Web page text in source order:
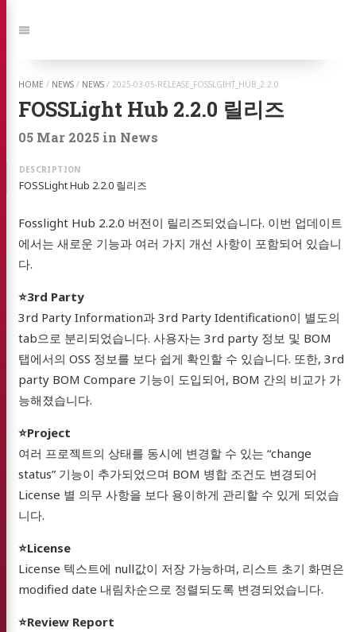
Navigation
HOME / NEWS / NEWS / 2025-03-05-RELEASE_FOSSLGIHT_HUB_2.2.0
FOSSLight Hub 2.2.0 릴리즈
05 Mar 2025in News
FOSSLight Hub 2.2.0 릴리즈
Fosslight Hub 2.2.0 버전이 릴리즈되었습니다. 이번 업데이트
에서는 새로운 기능과 여러 가지 개선 사항이 포함되어 있습니
다.
⭐️3rd Party
3rd Party Information과 3rd Party Identification이 별도의
tab으로 분리되었습니다. 사용자는 3rd party 정보 및 BOM
탭에서의 OSS 정보를 보다 쉽게 확인할 수 있습니다. 또한, 3rd
party BOM Compare 기능이 도입되어, BOM 간의 비교가 가
능해졌습니다.
⭐️Project
여러 프로젝트의 상태를 동시에 변경할 수 있는 “change
status” 기능이 추가되었으며 BOM 병합 조건도 변경되어
License 별 의무 사항을 보다 용이하게 관리할 수 있게 되었습
니다.
⭐️License
License 텍스트에 null값이 저장 가능하며, 리스트 초기 화면은
modified date 내림차순으로 정렬되도록 변경되었습니다.
⭐️Review Report